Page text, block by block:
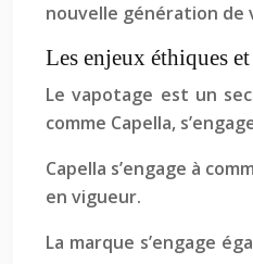
nouvelle génération de
Les enjeux éthiques
Le vapotage est un
comme Capella,
Capella s’engage à
en vigueur.
La marque s’engage